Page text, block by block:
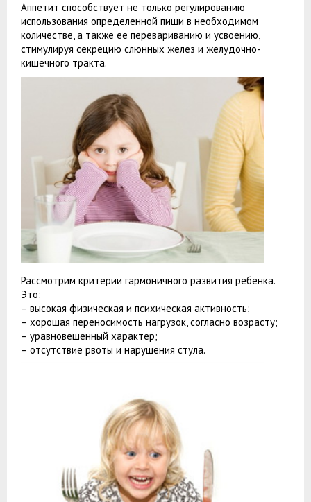
Аппетит способствует не только регулированию
использования определенной пищи в необходимом
количестве, а также ее перевариванию и усвоению,
стимулируя секрецию слюнных желез и желудочно-
кишечного тракта.
Рассмотрим критерии гармоничного развития ребенка.
Это:
– высокая физическая и психическая активность;
– хорошая переносимость нагрузок, согласно возрасту;
– уравновешенный характер;
– отсутствие рвоты и нарушения стула.